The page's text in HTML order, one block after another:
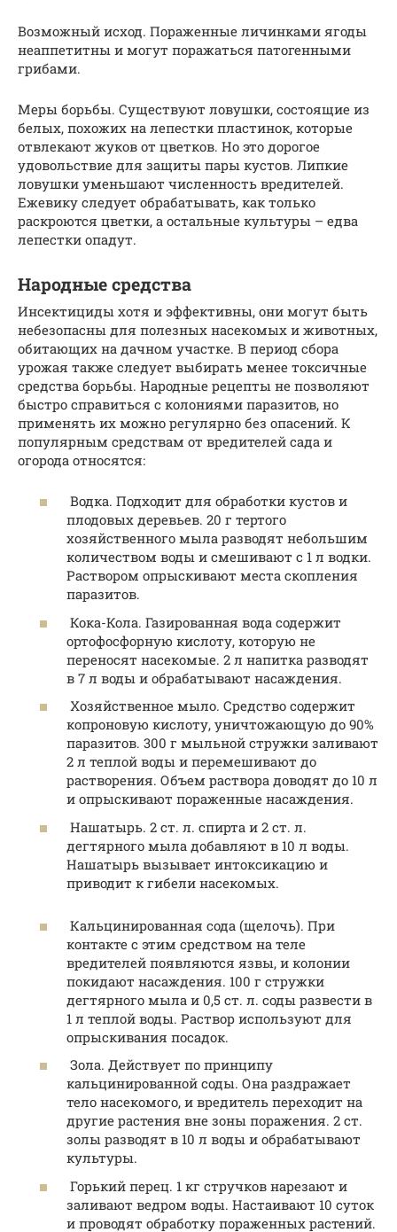
Возможный исход. Пораженные личинками ягоды
неаппетитны и могут поражаться патогенными
грибами.
Меры борьбы. Существуют ловушки, состоящие из
белых, похожих на лепестки пластинок, которые
отвлекают жуков от цветков. Но это дорогое
удовольствие для защиты пары кустов. Липкие
ловушки уменьшают численность вредителей.
Ежевику следует обрабатывать, как только
раскроются цветки, а остальные культуры – едва
лепестки опадут.
Народные средства
Инсектициды хотя и эффективны, они могут быть
небезопасны для полезных насекомых и животных,
обитающих на дачном участке. В период сбора
урожая также следует выбирать менее токсичные
средства борьбы. Народные рецепты не позволяют
быстро справиться с колониями паразитов, но
применять их можно регулярно без опасений. К
популярным средствам от вредителей сада и
огорода относятся:
Водка. Подходит для обработки кустов и
плодовых деревьев. 20 г тертого
хозяйственного мыла разводят небольшим
количеством воды и смешивают с 1 л водки.
Раствором опрыскивают места скопления
паразитов.
Кока-Кола. Газированная вода содержит
ортофосфорную кислоту, которую не
переносят насекомые. 2 л напитка разводят
в 7 л воды и обрабатывают насаждения.
Хозяйственное мыло. Средство содержит
копроновую кислоту, уничтожающую до 90%
паразитов. 300 г мыльной стружки заливают
2 л теплой воды и перемешивают до
растворения. Объем раствора доводят до 10 л
и опрыскивают пораженные насаждения.
Нашатырь. 2 ст. л. спирта и 2 ст. л.
дегтярного мыла добавляют в 10 л воды.
Нашатырь вызывает интоксикацию и
приводит к гибели насекомых.
Кальцинированная сода (щелочь). При
контакте с этим средством на теле
вредителей появляются язвы, и колонии
покидают насаждения. 100 г стружки
дегтярного мыла и 0,5 ст. л. соды развести в
1 л теплой воды. Раствор используют для
опрыскивания посадок.
Зола. Действует по принципу
кальцинированной соды. Она раздражает
тело насекомого, и вредитель переходит на
другие растения вне зоны поражения. 2 ст.
золы разводят в 10 л воды и обрабатывают
культуры.
Горький перец. 1 кг стручков нарезают и
заливают ведром воды. Настаивают 10 суток
и проводят обработку пораженных растений.